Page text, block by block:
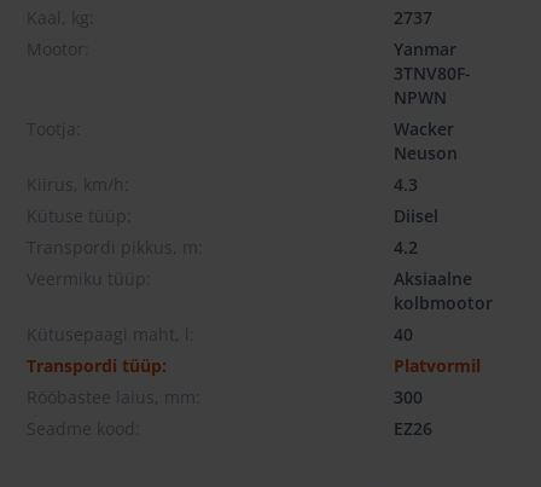
Kaal, kg:
2737
Mootor:
Yanmar
3TNV80F-
NPWN
Tootja:
Wacker
Neuson
Kiirus, km/h:
4.3
Kütuse tüüp:
Diisel
Transpordi pikkus, m:
4.2
Veermiku tüüp:
Aksiaalne
kolbmootor
Kütusepaagi maht, l:
40
Transpordi tüüp:
Platvormil
Rööbastee laius, mm:
300
Seadme kood:
EZ26